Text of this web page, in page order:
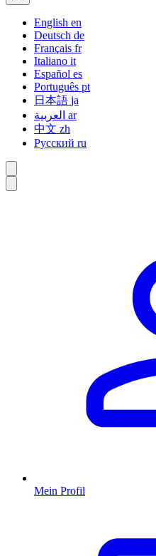
English en
Deutsch de
Français fr
Italiano it
Español es
Português pt
日本語 ja
ar
中文 zh
Русский ru
Mein Profil